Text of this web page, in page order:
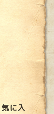
に入